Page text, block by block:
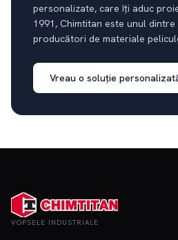
personalizate, care îți aduc
1991, Chimtitan este unul dintre
producători de materiale
Vreau o soluție
VOPSELE INDUSTRIALE